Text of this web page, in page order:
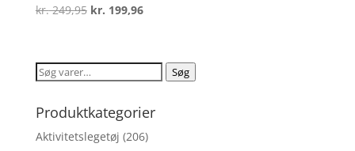
Vurderet
3.8
kr.249,95 Den
var:
kr. 249,95.
kr. 199,96Den
er:
kr. 199,96.
Søg
Søg
Produktkategorier
Aktivitetslegetøj (206)